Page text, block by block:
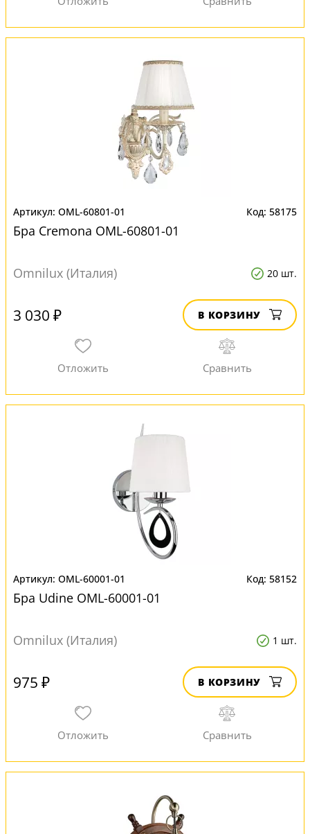
OML-60801-01 58175
Бра Cremona OML-60801-01
Omnilux (Италия) 20 шт.
3 030 ₽ В КОРЗИНУ
OML-60001-01 58152
Бра Udine OML-60001-01
Omnilux (Италия) 1 шт.
975 ₽ В КОРЗИНУ